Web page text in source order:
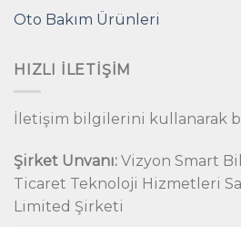
Oto Bakım Ürünleri
HIZLI İLETIŞIM
İletişim bilgilerini kullanarak
Şirket Unvanı: Vizyon Smart
Ticaret Teknoloji Hizmetleri
Limited Şirketi